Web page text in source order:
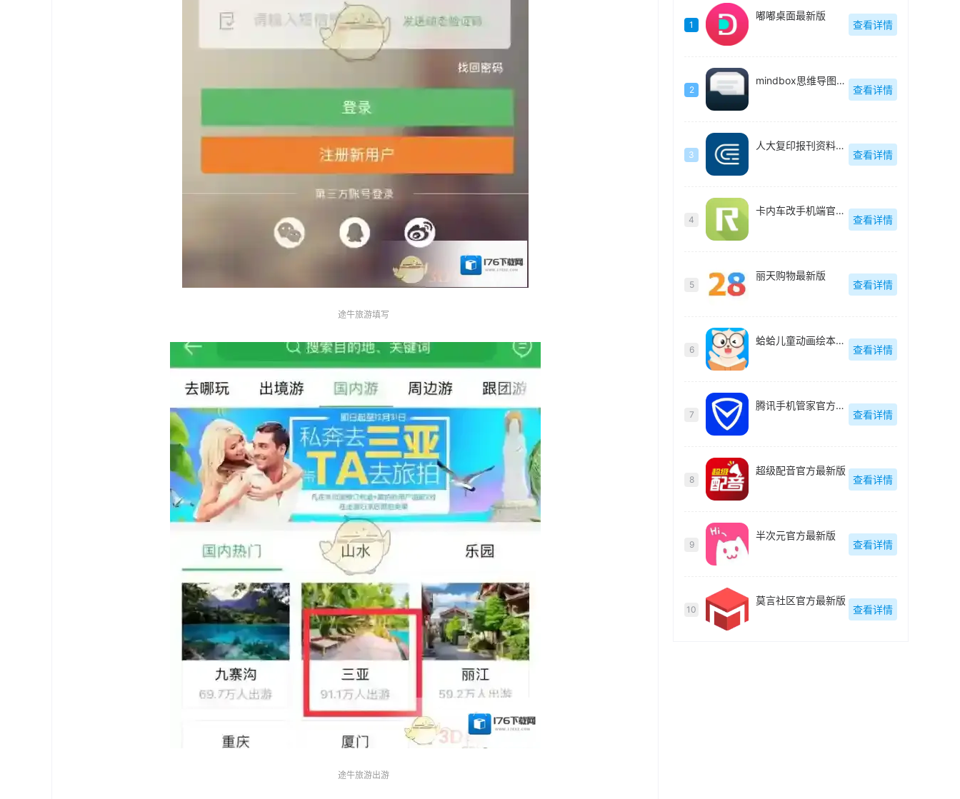
途牛旅游填写
途牛旅游出游
1
嘟嘟桌面最新版
查看详情
2
mindbox思维导图官方最新版
查看详情
3
人大复印报刊资料官方最新版
查看详情
4
卡内车改手机端官方最新版
查看详情
5
丽天购物最新版
查看详情
6
蛤蛤儿童动画绘本最新版
查看详情
7
腾讯手机管家官方最新版
查看详情
8
超级配音官方最新版
查看详情
9
半次元官方最新版
查看详情
10
莫言社区官方最新版
查看详情